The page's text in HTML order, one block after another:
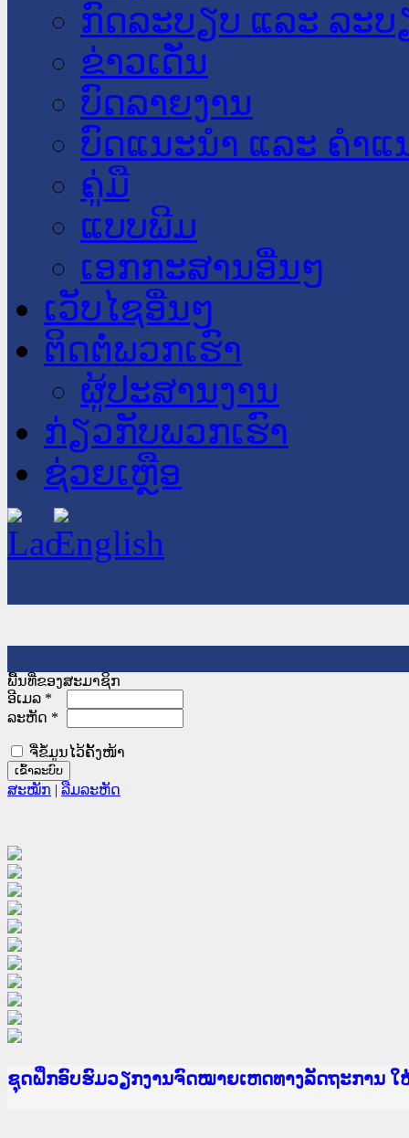
ກົດລະບຽບ ແລະ ລະບ
ຂ່າວເດັ່ນ
ບົດລາຍງານ
ບົດແນະນໍາ ແລະ ຄໍາແ
ຄູ່ມື
ແບບພີມ
ເອກກະສານອື່ນໆ
ເວັບໄຊອື່ນໆ
ຕິດຕໍ່ພວກເຮົາ
ຜູ້ປະສານງານ
ກ່ຽວກັບພວກເຮົາ
ຊ່ວຍເຫຼືອ
ພື້ນທີ່ຂອງສະມາຊິກ
ອີເມລ *
ລະຫັດ *
ຈື່ຂໍ້ມູນໄວ້ຄັ້ງໜ້າ
ສະໝັກ | ລືມລະຫັດ
Ministry of Justice Lao PDR
ເຜີຍແຜ່ວັບໄຊຈົດໝາຍເຫດທາງລັດຖະການ ແລະ ແອັ
ກະຊວງຍຸຕິທຳ
ຊຸດຝຶກອົບຮົມວຽກງານຈົດໝາຍເຫດທາງລັດຖະການ
ກອງປະຊຸມທົບທວນຄືນການຈັດຕັ້ງປະຕິບັດວຽກງານຈົ
ຝຶກອົບຮົມ ຜູ່ປະສານງານວຽກງານຈົດໝາຍເຫດທາງລັ
ຝຶກອົບຮົມ ຜູ່ປະສານງານວຽກງານຈົດໝາຍເຫດທາງລັ
ເຜີຍແຜ່ແອັບກົດໝາຍລາວ ແລະ ເວັບໄຊຈົດໝາຍເຫດ
ເຜີຍແຜ່ແອັບກົດໝາຍລາວ ແລະ ເວັບໄຊຈົດໝາຍເຫດ
ຍົກລະດັບວຽກງານຈົດໝາຍເຫດທາງລັດຖະການໃຫ້ຜູ້
ຊຸດຝຶກອົບຮົມວຽກງານຈົດໝາຍເຫດທາງລັດຖະການ ໃ